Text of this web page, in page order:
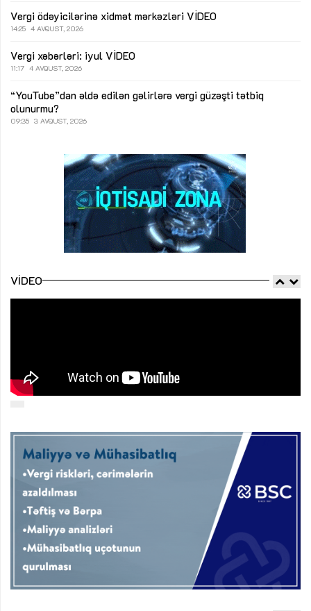
Vergi ödəyicilərinə xidmət mərkəzləri VİDEO
14:25 4 AVQUST, 2026
Vergi xəbərləri: iyul VİDEO
11:17 4 AVQUST, 2026
“YouTube”dan əldə edilən gəlirlərə vergi güzəşti tətbiq
olunurmu?
09:35 3 AVQUST, 2026
VIDEO